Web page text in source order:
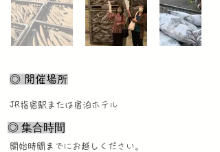
◎ 開催場所
JR指宿駅または宿泊ホテル
◎ 集合時間
開始時間までにお越しください。